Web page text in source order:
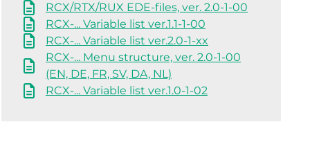
RCX/RTX/RUX EDE-files, ver. 2.0-1-00
RCX-... Variable list ver.1.1-1-00
RCX-... Variable list ver.2.0-1-xx
RCX-... Menu structure, ver. 2.0-1-00
(EN, DE, FR, SV, DA, NL)
RCX-... Variable list ver.1.0-1-02